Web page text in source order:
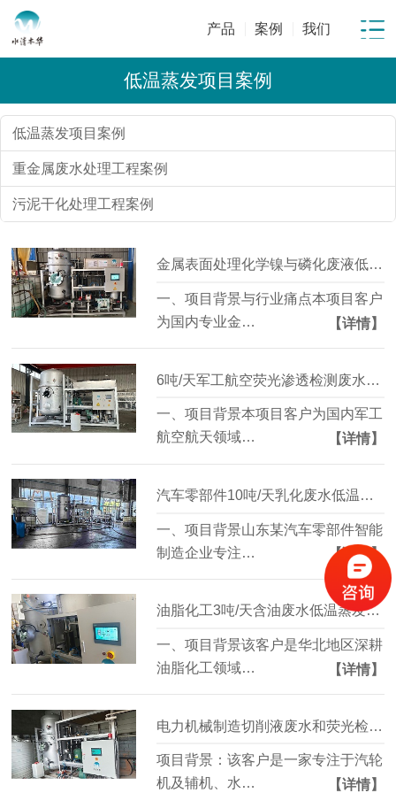
产品 案例 我们
低温蒸发项目案例
低温蒸发项目案例
重金属废水处理工程案例
污泥干化处理工程案例
金属表面处理化学镍与磷化废液低温蒸发减量项目 | 年节省委外成本超百万元
一、项目背景与行业痛点本项目客户
为国内专业金…
【详情】
6吨/天军工航空荧光渗透检测废水低温蒸发危废减量90%+
一、项目背景本项目客户为国内军工
航空航天领域…
【详情】
汽车零部件10吨/天乳化废水低温蒸发浓缩减量工程案例
一、项目背景山东某汽车零部件智能
制造企业专注…
【详情】
油脂化工3吨/天含油废水低温蒸发处理工程案例浓缩减量85%
一、项目背景该客户是华北地区深耕
油脂化工领域…
【详情】
电力机械制造切削液废水和荧光检测废水处理项目案例
项目背景：该客户是一家专注于汽轮
机及辅机、水…
【详情】